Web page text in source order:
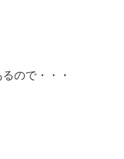
ので・・・